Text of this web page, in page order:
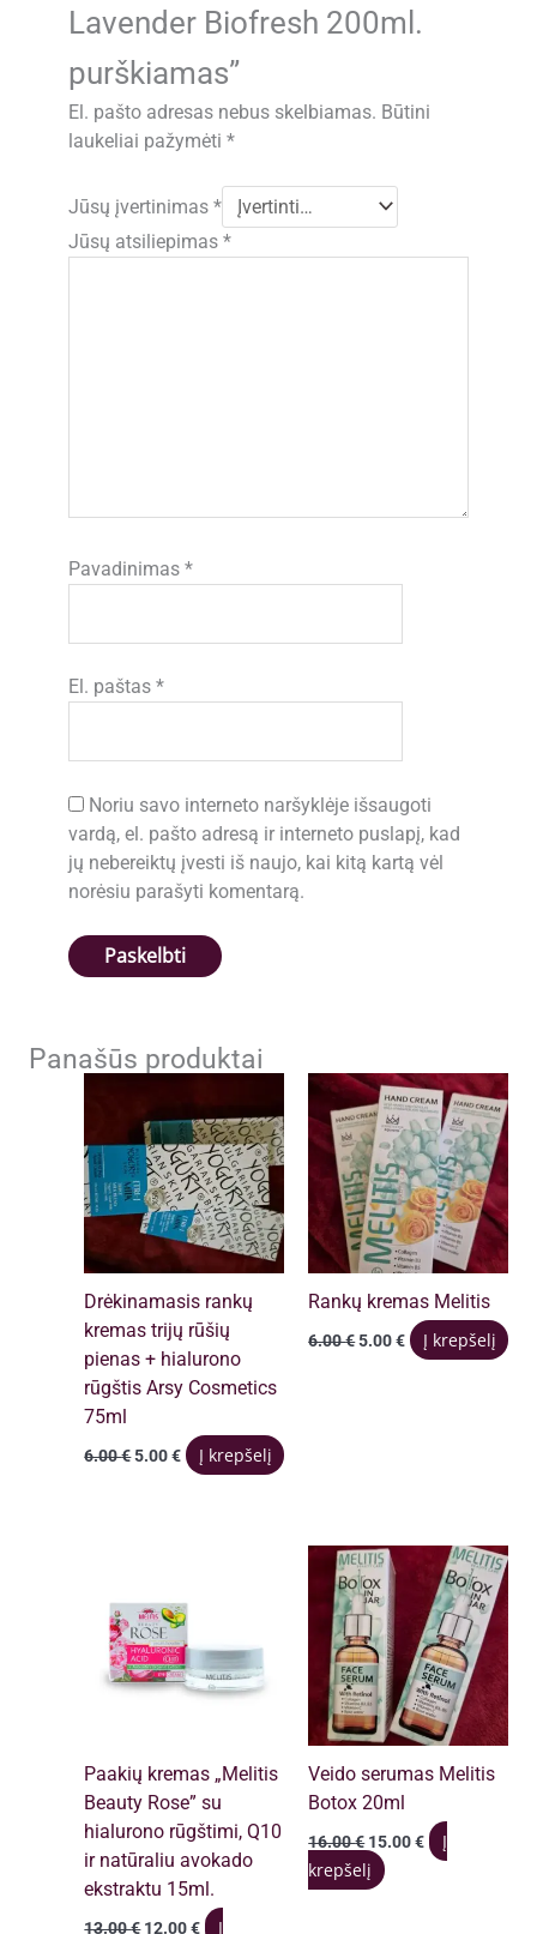
Lavender Biofresh 200ml.
purškiamas”
El. pašto adresas nebus skelbiamas. Būtini
laukeliai pažymėti*
Jūsų įvertinimas*
Jūsų atsiliepimas*
Pavadinimas*
El. paštas*
Noriu savo interneto naršyklėje išsaugoti
vardą, el. pašto adresą ir interneto puslapį, kad
jų nebereiktų įvesti iš naujo, kai kitą kartą vėl
norėsiu parašyti komentarą.
Panašūs produktai
Drėkinamasis rankų
kremas trijų rūšių
pienas + hialurono
rūgštis Arsy Cosmetics
75ml
6.00€ Original
5.00€Current
price
Į krepšelį
Rankų kremas Melitis
6.00€ Original
5.00€Current
price
Į krepšelį
Paakių kremas „Melitis
Beauty Rose” su
hialurono rūgštimi, Q10
ir natūraliu avokado
ekstraktu 15ml.
13.00€ Original
12.00€Current
Į
Veido serumas Melitis
Botox 20ml
16.00€ Original
price
was:
15.00€Current
price
Į
krepšelį